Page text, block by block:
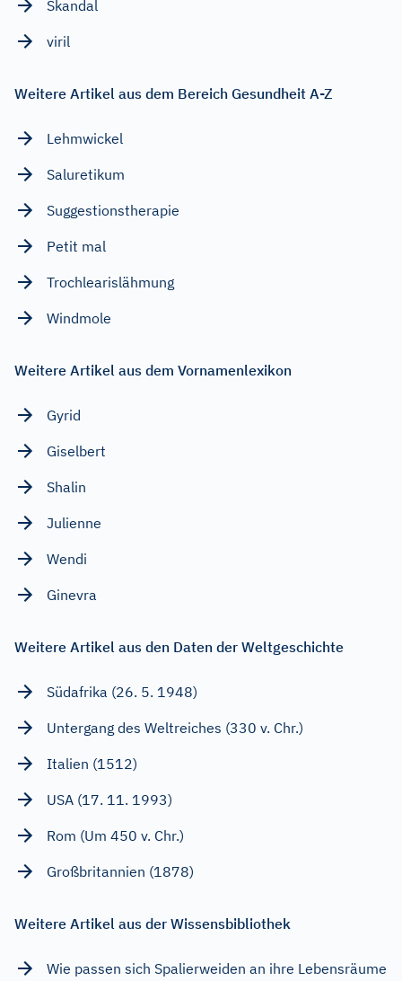
Skandal
viril
Weitere Artikel aus dem Bereich Gesundheit A-Z
Lehmwickel
Saluretikum
Suggestionstherapie
Petit mal
Trochlearislähmung
Windmole
Weitere Artikel aus dem Vornamenlexikon
Gyrid
Giselbert
Shalin
Julienne
Wendi
Ginevra
Weitere Artikel aus den Daten der Weltgeschichte
Südafrika (26. 5. 1948)
Untergang des Weltreiches (330 v. Chr.)
Italien (1512)
USA (17. 11. 1993)
Rom (Um 450 v. Chr.)
Großbritannien (1878)
Weitere Artikel aus der Wissensbibliothek
Wie passen sich Spalierweiden an ihre Lebensräume